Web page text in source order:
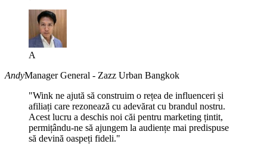
A
AndyManager General - Zazz Urban Bangkok
"Wink ne ajută să construim o rețea de influenceri și
afiliați care rezonează cu adevărat cu brandul nostru.
Acest lucru a deschis noi căi pentru marketing țintit,
permițându-ne să ajungem la audiențe mai predispuse
să devină oaspeți fideli."